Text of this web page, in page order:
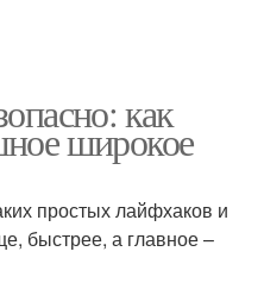
как
широкое
простых лайфхаков и
быстрее, а главное –